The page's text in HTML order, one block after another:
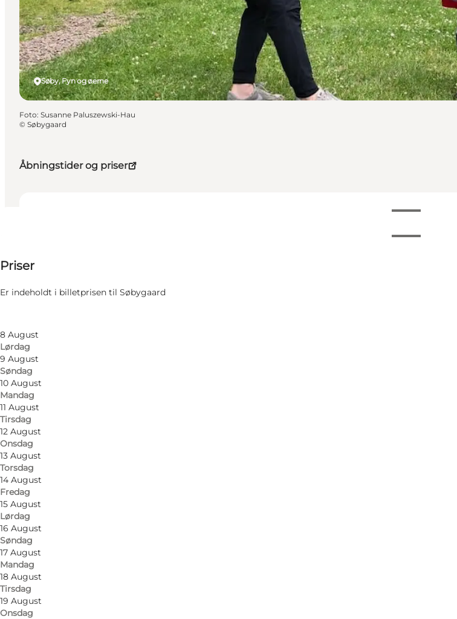
Åbningstider og priser
Filtrér efter måned
6 August
Torsdag
8 August
Lørdag
9 August
Søndag
10 August
Mandag
11 August
Tirsdag
12 August
Onsdag
13 August
Torsdag
14 August
Fredag
15 August
Lørdag
16 August
Søndag
17 August
Mandag
18 August
Tirsdag
19 August
Onsdag
Priser
Er indeholdt i billetprisen til Søbygaard
Børn
Søby, Fyn og øerne
Foto: Susanne Paluszewski-Hau
© Søbygaard
Find vej
Søbygårdsvej 2
5985 Søby Ærø